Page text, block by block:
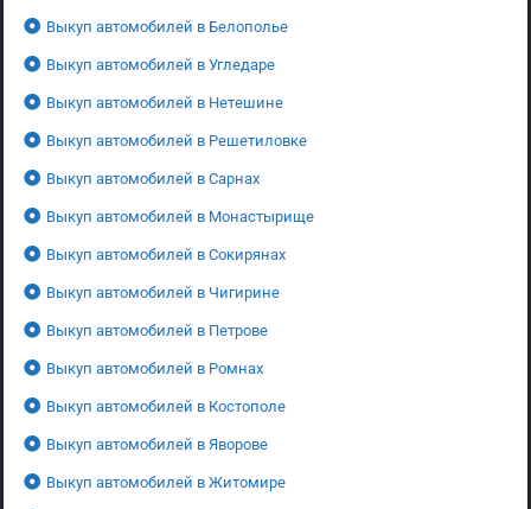
Выкуп автомобилей в Белополье
Выкуп автомобилей в Угледаре
Выкуп автомобилей в Нетешине
Выкуп автомобилей в Решетиловке
Выкуп автомобилей в Сарнах
Выкуп автомобилей в Монастырище
Выкуп автомобилей в Сокирянах
Выкуп автомобилей в Чигирине
Выкуп автомобилей в Петрове
Выкуп автомобилей в Ромнах
Выкуп автомобилей в Костополе
Выкуп автомобилей в Яворове
Выкуп автомобилей в Житомире